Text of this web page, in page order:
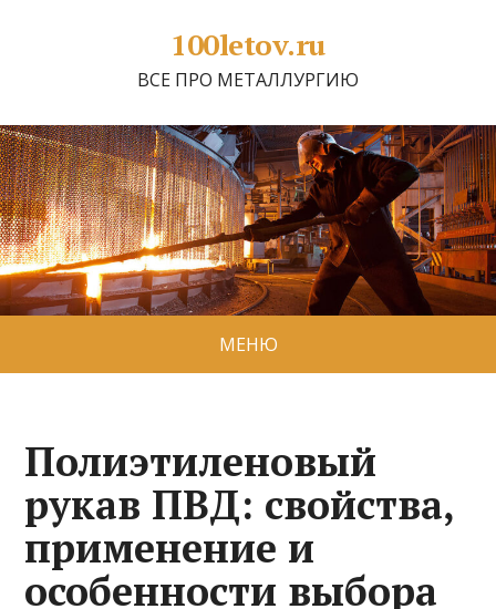
100letov.ru
ВСЕ ПРО МЕТАЛЛУРГИЮ
МЕНЮ
Полиэтиленовый
рукав ПВД: свойства,
применение и
особенности выбора